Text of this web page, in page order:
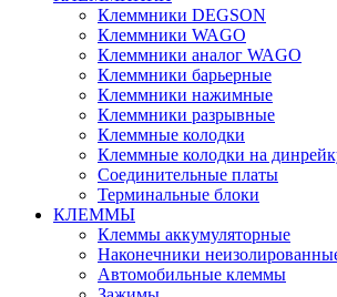
Клеммники DEGSON
Клеммники WAGO
Клеммники аналог WAGO
Клеммники барьерные
Клеммники нажимные
Клеммники разрывные
Клеммные колодки
Клеммные колодки на
Соединительные платы
Терминальные блоки
КЛЕММЫ
Клеммы аккумуляторные
Наконечники
Автомобильные клеммы